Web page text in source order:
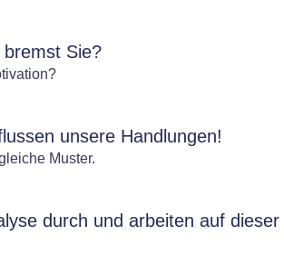
Sie?
unsere Handlungen!
Muster.
durch und arbeiten auf